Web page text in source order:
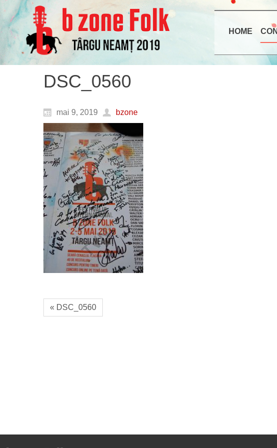
HOME
DSC_0560
mai 9, 2019 bzone
« DSC_0560